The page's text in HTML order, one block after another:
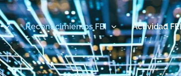
Reconocimientos FEI Actividad FEI